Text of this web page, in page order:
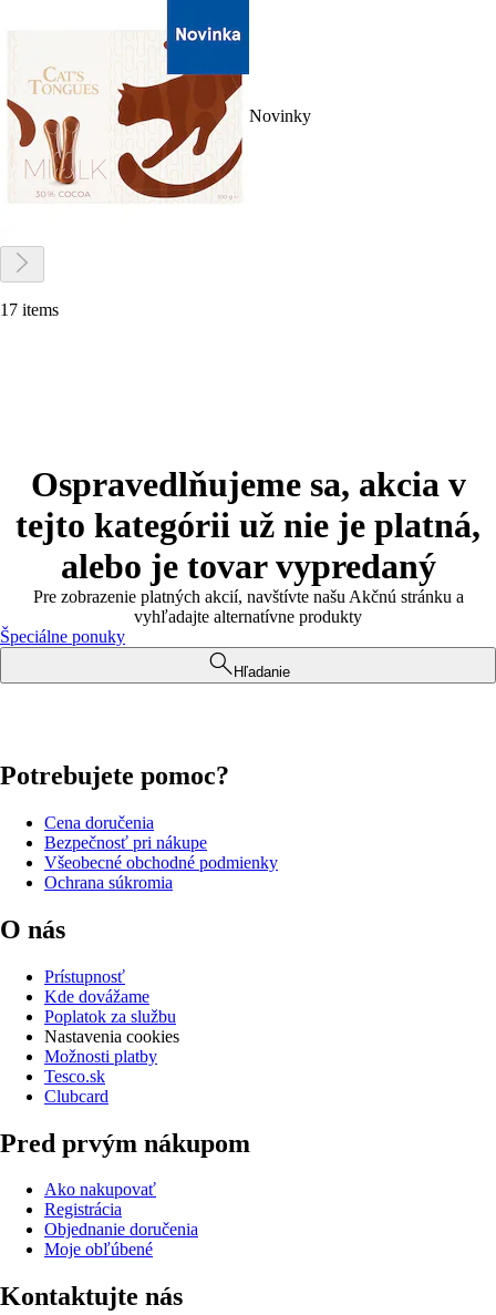
Novinky
17 items
Ospravedlňujeme sa, akcia v
tejto kategórii už nie je platná,
alebo je tovar vypredaný
Pre zobrazenie platných akcií, navštívte našu Akčnú stránku a
vyhľadajte alternatívne produkty
Špeciálne ponuky
Hľadanie
Potrebujete pomoc?
Cena doručenia
Bezpečnosť pri nákupe
Všeobecné obchodné podmienky
Ochrana súkromia
O nás
Prístupnosť
Kde dovážame
Poplatok za službu
Nastavenia cookies
Možnosti platby
Tesco.sk
Clubcard
Pred prvým nákupom
Ako nakupovať
Registrácia
Objednanie doručenia
Moje obľúbené
Kontaktujte nás